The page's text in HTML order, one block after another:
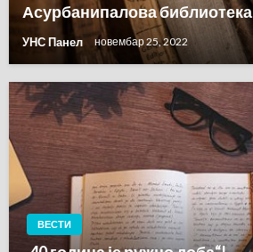
Асурбанипалова библиотека
УНС Панел новембар 25, 2022
ВЕСТИ